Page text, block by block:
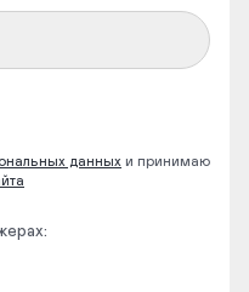
данных и принимаю